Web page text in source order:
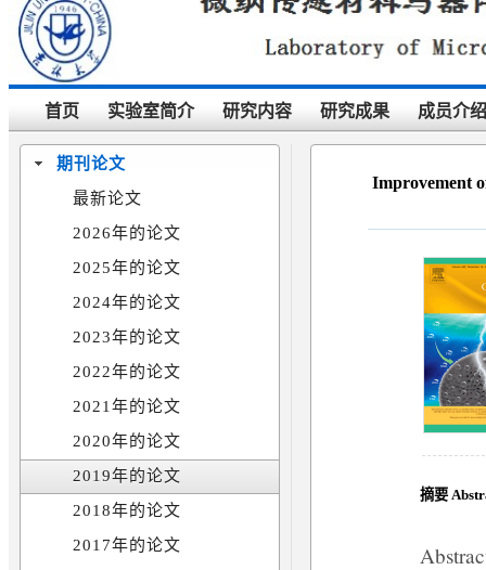
首页 实验室简介 研究内容 研究成果 成员介绍
期刊论文
最新论文
2026年的论文
2025年的论文
2024年的论文
2023年的论文
2022年的论文
2021年的论文
2020年的论文
2019年的论文
2018年的论文
2017年的论文
Improvement
摘要